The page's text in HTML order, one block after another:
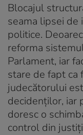
Blocajul
seama lipsei de
politice.
reforma
Parlament, iar
stare de fapt ca
judecătorului
decidenților, iar
doresc o
control din